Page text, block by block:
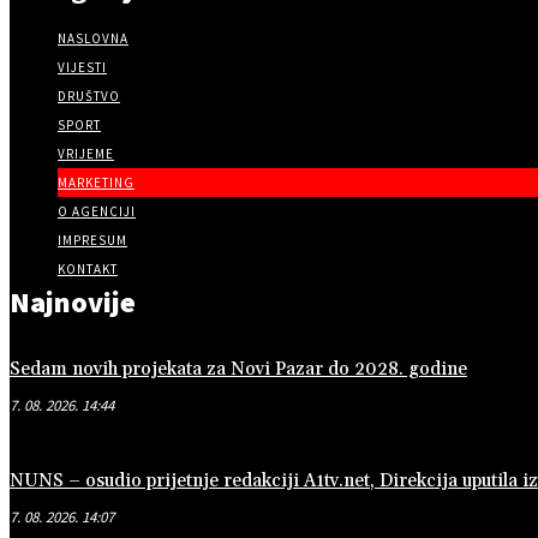
NASLOVNA
VIJESTI
DRUŠTVO
SPORT
VRIJEME
MARKETING
O AGENCIJI
IMPRESUM
KONTAKT
Najnovije
Sedam novih projekata za Novi Pazar do 2028. godine
7. 08. 2026. 14:44
NUNS – osudio prijetnje redakciji A1tv.net, Direkcija uputila
7. 08. 2026. 14:07